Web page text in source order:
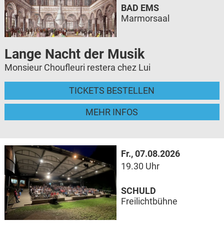
Lange Nacht der Musik
Monsieur Choufleuri restera chez Lui
TICKETS BESTELLEN
MEHR INFOS
BAD EMS
Marmorsaal
Fr., 07.08.2026
19.30 Uhr
SCHULD
Freilichtbühne